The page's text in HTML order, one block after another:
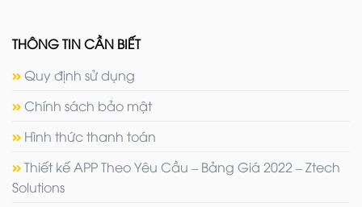
THÔNG TIN CẦN BIẾT
Quy định sử dụng
Chính sách bảo mật
Hình thức thanh toán
Thiết kế APP Theo Yêu Cầu – Bảng Giá 2022 – Ztech
Solutions